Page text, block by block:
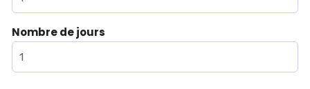
Nombre de jours